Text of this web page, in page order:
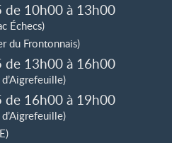
10h00 à 13h00
Échecs)
du Frontonnais)
13h00 à 16h00
16h00 à 19h00